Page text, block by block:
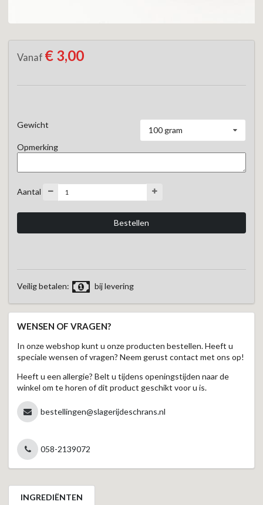
Vanaf € 3,00
Gewicht
100 gram
Opmerking
Aantal
Veilig betalen: bij levering
WENSEN OF VRAGEN?
In onze webshop kunt u onze producten bestellen. Heeft u
speciale wensen of vragen? Neem gerust contact met ons op!
Heeft u een allergie? Belt u tijdens openingstijden naar de
winkel om te horen of dit product geschikt voor u is.
bestellingen@slagerijdeschrans.nl
058-2139072
INGREDIËNTEN